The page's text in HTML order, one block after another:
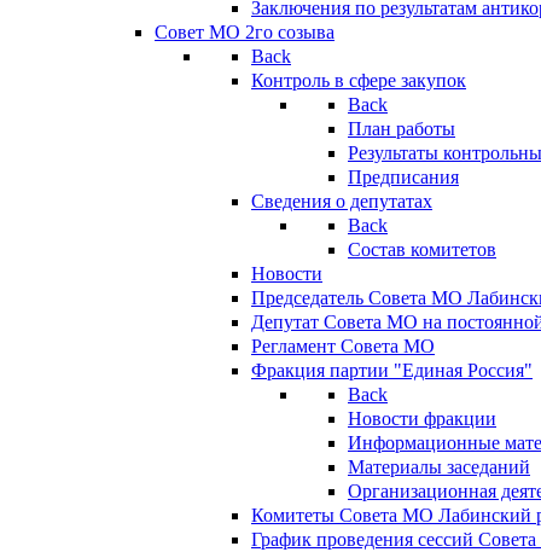
Заключения по результатам
Совет МО 2го созыва
Back
Контроль в сфере закупок
Back
План работы
Результаты
Предписания
Сведения о депутатах
Back
Состав комитетов
Новости
Председатель Совета МО
Депутат Совета МО на
Регламент Совета МО
Фракция партии "Единая Россия"
Back
Новости фракции
Информационные
Материалы заседаний
Организационная
Комитеты Совета МО Лабинский
График проведения сессий